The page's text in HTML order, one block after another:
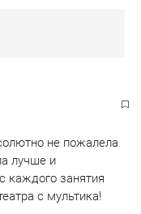
не пожалела
лучше и
каждого занятия
с мультика!